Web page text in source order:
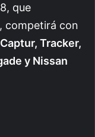
que
competirá con
Tracker,
y Nissan